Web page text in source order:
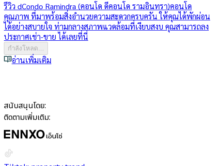
รีวิว dCondo Ramindra (คอนโด ดีคอนโด รามอินทรา)คอนโด
คุณภาพ ที่มาพร้อมสิ่งอำนวยความสะดวกครบครัน ให้คุณได้พักผ่อน
ได้อย่างสบายใจ ท่ามกลางสภาพแวดล้อมที่เงียบสงบ คุณสามารถลง
ประกาศเช่า-ขาย ได้เลยที่นี่
กำลังโหลด...
อ่านเพิ่มเติม
สนับสนุนโดย:
ติดตามเพิ่มเติม: